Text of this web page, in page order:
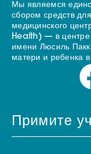
Мы являемся
сбором средств
медицинского
Health) — в центре
имени Люсиль
матери и ребенка
Примите